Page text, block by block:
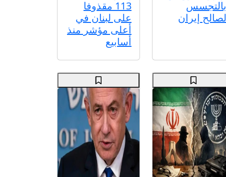
بالتجسس
لصالح إيران
113 مقذوفا
على لبنان في
أعلى مؤشر منذ
أسابيع